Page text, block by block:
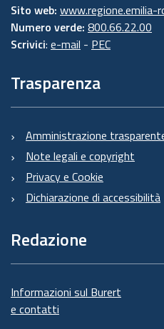
Sito web:
Numero verde: 800.66.22.00
Scrivici: e-mail - PEC
Trasparenza
Amministrazione
Note legali e copyright
Privacy e Cookie
Dichiarazione di accessibilità
Redazione
Informazioni sul Burert
e contatti